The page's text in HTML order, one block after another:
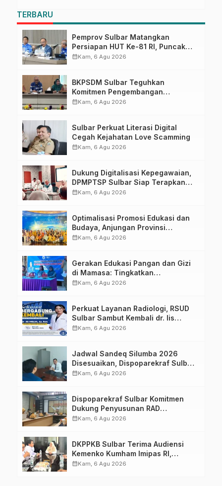
TERBARU
Pemprov Sulbar Matangkan
Persiapan HUT Ke-81 RI, Puncak
Upacara di Lapangan Ahmad
calendar_monthKam, 6 Agu 2026
BKPSDM Sulbar Teguhkan
Komitmen Pengembangan
Kompetensi ASN melalui
calendar_monthKam, 6 Agu 2026
Sulbar Perkuat Literasi Digital
Cegah Kejahatan Love Scamming
calendar_monthKam, 6 Agu 2026
Dukung Digitalisasi Kepegawaian,
DPMPTSP Sulbar Siap Terapkan
Aplikasi FLEKSI ASN
calendar_monthKam, 6 Agu 2026
Optimalisasi Promosi Edukasi dan
Budaya, Anjungan Provinsi
Sulawesi Barat Perkuat Kolaborasi
calendar_monthKam, 6 Agu 2026
Gerakan Edukasi Pangan dan Gizi
di Mamasa: Tingkatkan
Pengetahuan dan Keterampilan
calendar_monthKam, 6 Agu 2026
Perkuat Layanan Radiologi, RSUD
Sulbar Sambut Kembali dr. Iis
Imelda, Sp.Rad
calendar_monthKam, 6 Agu 2026
Jadwal Sandeq Silumba 2026
Disesuaikan, Dispoparekraf Sulbar
Pastikan Persiapan Tetap
calendar_monthKam, 6 Agu 2026
Dispoparekraf Sulbar Komitmen
Dukung Penyusunan RAD
TPB/SDGs Sulawesi Barat
calendar_monthKam, 6 Agu 2026
DKPPKB Sulbar Terima Audiensi
Kemenko Kumham Imipas RI,
Perkuat Pelayanan Kesehatan bagi
calendar_monthKam, 6 Agu 2026